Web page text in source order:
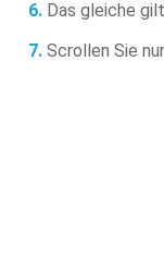
Das gleiche
Scrollen Sie